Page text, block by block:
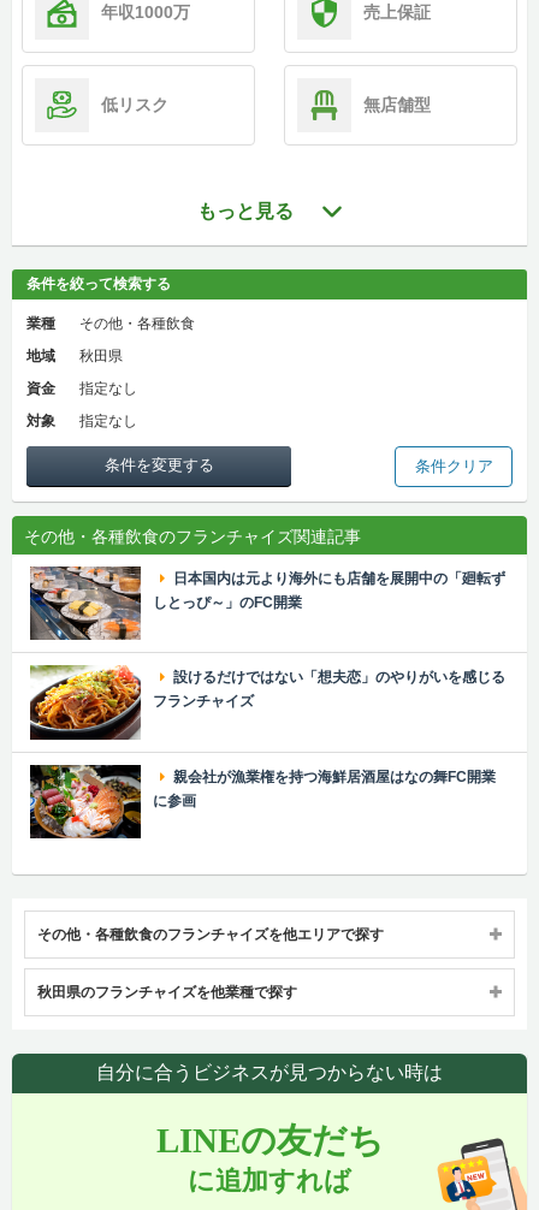
年収1000万 売上保証
低リスク 無店舗型
もっと見る
条件を絞って検索する
業種
その他・各種飲食
地域
秋田県
資金
指定なし
対象
指定なし
条件を変更する 条件クリア
その他・各種飲食のフランチャイズ関連記事
日本国内は元より海外にも店舗を展開中の「廻転ず
しとっぴ～」のFC開業
設けるだけではない「想夫恋」のやりがいを感じる
フランチャイズ
親会社が漁業権を持つ海鮮居酒屋はなの舞FC開業
に参画
その他・各種飲食のフランチャイズを他エリアで探す
秋田県のフランチャイズを他業種で探す
自分に合うビジネスが見つからない時は
LINEの友だち
に追加すれば